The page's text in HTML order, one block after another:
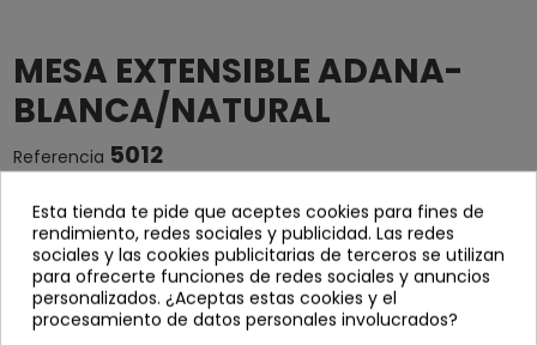
MESA EXTENSIBLE ADANA-
BLANCA/NATURAL
Referencia 5012
Mesa extensible en color blanco
Patas en madera natural
Medidas 120x80x75
Medidas abierta 160x80x75
Esta tienda te pide que aceptes cookies para fines de
rendimiento, redes sociales y publicidad. Las redes
sociales y las cookies publicitarias de terceros se utilizan
para ofrecerte funciones de redes sociales y anuncios
personalizados. ¿Aceptas estas cookies y el
procesamiento de datos personales involucrados?